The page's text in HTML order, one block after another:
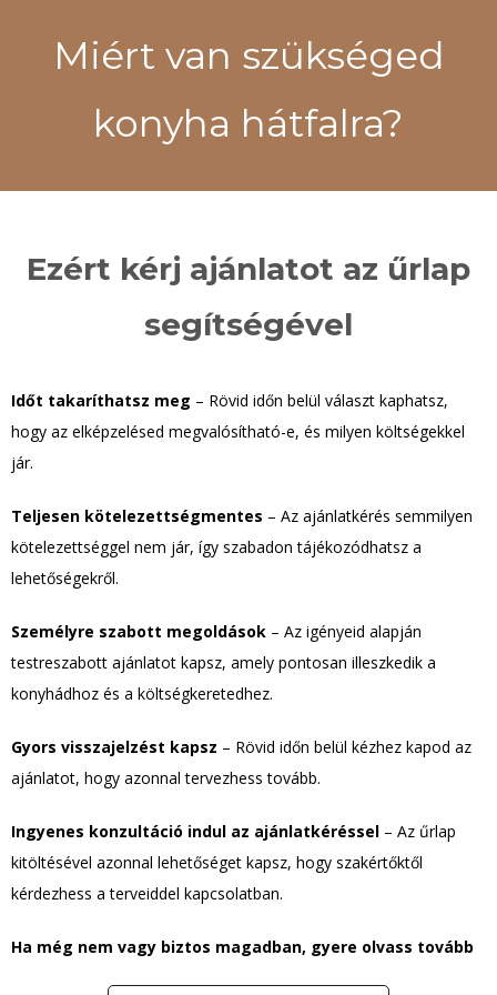
Miért van szükséged
konyha hátfalra?
Ezért kérj ajánlatot az űrlap
segítségével
Időt takaríthatsz meg – Rövid időn belül választ kaphatsz,
hogy az elképzelésed megvalósítható-e, és milyen költségekkel
jár.
Teljesen kötelezettségmentes – Az ajánlatkérés semmilyen
kötelezettséggel nem jár, így szabadon tájékozódhatsz a
lehetőségekről.
Személyre szabott megoldások – Az igényeid alapján
testreszabott ajánlatot kapsz, amely pontosan illeszkedik a
konyhádhoz és a költségkeretedhez.
Gyors visszajelzést kapsz – Rövid időn belül kézhez kapod az
ajánlatot, hogy azonnal tervezhess tovább.
Ingyenes konzultáció indul az ajánlatkéréssel – Az űrlap
kitöltésével azonnal lehetőséget kapsz, hogy szakértőktől
kérdezhess a terveiddel kapcsolatban.
Ha még nem vagy biztos magadban, gyere olvass tovább